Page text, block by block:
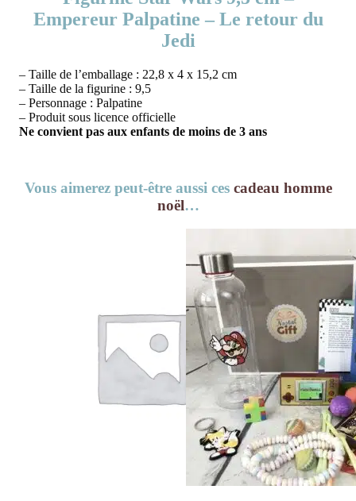
Empereur Palpatine – Le retour du
Jedi
– Taille de l’emballage : 22,8 x 4 x 15,2 cm
– Taille de la figurine : 9,5
– Personnage : Palpatine
– Produit sous licence officielle
Ne convient pas aux enfants de moins de 3 ans
Vous aimerez peut-être aussi ces cadeau homme
noël…